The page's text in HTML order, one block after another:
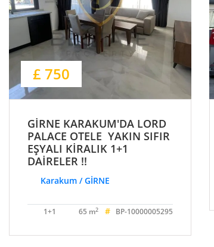
£ 750
GİRNE KARAKUM'DA LORD
PALACE OTELE YAKIN SIFIR
EŞYALI KİRALIK 1+1
DAİRELER !!
Karakum / GİRNE
1+1 65 m2 # BP-10000005295